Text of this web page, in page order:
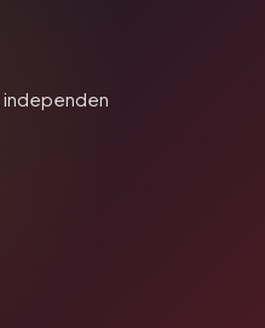
independen